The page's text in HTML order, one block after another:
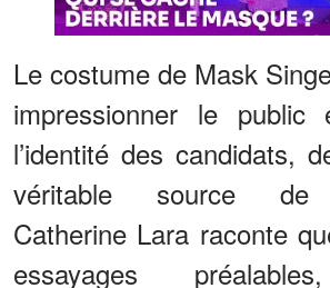
Le costume de Mask
impressionner le public
l’identité des candidats,
véritable source de
Catherine Lara raconte
essayages